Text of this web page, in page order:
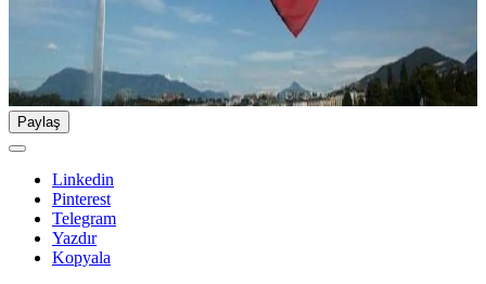
Paylaş
Linkedin
Pinterest
Telegram
Yazdır
Kopyala